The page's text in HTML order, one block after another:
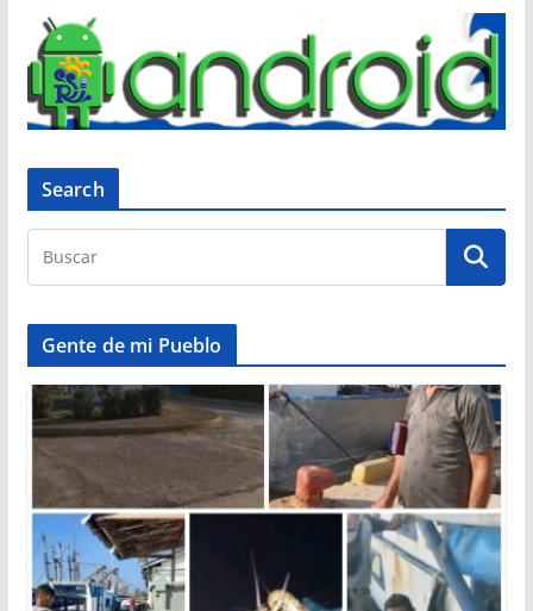
Search
Gente de mi Pueblo